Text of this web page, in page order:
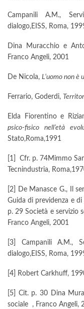
Campanili A.M.,
dialogo,EISS, Roma,
Dina Muracchio e
Franco Angeli, 2001
De Nicola, L’uomo non è
Ferrario, Goderdi,
Elda Fiorentino e
psico-fisico nell’età
Stato,Roma,1991
[1]
Cfr. p. 74Mimmo
Tecnindustria,
[2]
De Manasce G., Il
Guida di previdenza e di
p. 29 Società e servizio
Franco Angeli, 2001
[3]
Campanili A.M.,
dialogo,EISS, Roma,
[4] Robert Carkhuff,
[5]
Cit. p. 30 Dina
sociale , Franco Angeli,